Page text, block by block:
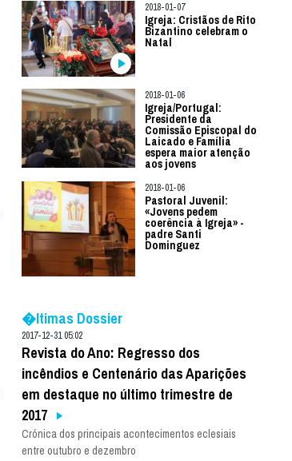
2018-01-07
Igreja: Cristãos de Rito
Bizantino celebram o
Natal
2018-01-06
Igreja/Portugal:
Presidente da
Comissão Episcopal do
Laicado e Família
espera maior atenção
aos jovens
2018-01-06
Pastoral Juvenil:
«Jovens pedem
coerência à Igreja» -
padre Santi
Dominguez
�ltimas Dossier
2017-12-31 05:02
Revista do Ano: Regresso dos
incêndios e Centenário das Aparições
em destaque no último trimestre de
2017
Crónica dos principais acontecimentos eclesiais
entre outubro e dezembro